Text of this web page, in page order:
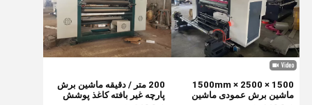
1500 × 2500 × 1500mm
ماشین برش عمودی ماشین
200 متر / دقیقه ماشین برش
پارچه غیر بافته کاغذ پوشش